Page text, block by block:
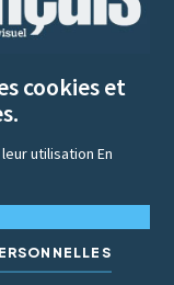
cookies et
leur utilisationEn